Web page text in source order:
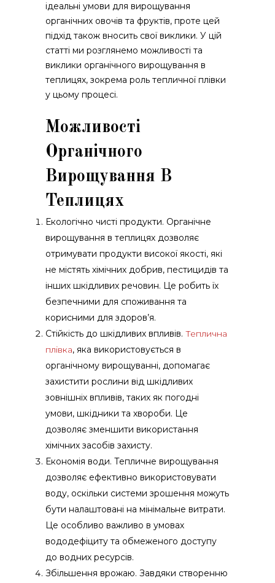
ідеальні умови для вирощування
органічних овочів та фруктів, проте цей
підхід також вносить свої виклики. У цій
статті ми розглянемо можливості та
виклики органічного вирощування в
теплицях, зокрема роль тепличної плівки
у цьому процесі.
Можливості
Органічного
Вирощування В
Теплицях
Екологічно чисті продукти. Органічне
вирощування в теплицях дозволяє
отримувати продукти високої якості, які
не містять хімічних добрив, пестицидів та
інших шкідливих речовин. Це робить їх
безпечними для споживання та
корисними для здоров’я.
Стійкість до шкідливих впливів. Теплична
плівка, яка використовується в
органічному вирощуванні, допомагає
захистити рослини від шкідливих
зовнішніх впливів, таких як погодні
умови, шкідники та хвороби. Це
дозволяє зменшити використання
хімічних засобів захисту.
Економія води. Тепличне вирощування
дозволяє ефективно використовувати
воду, оскільки системи зрошення можуть
бути налаштовані на мінімальне витрати.
Це особливо важливо в умовах
вододефіциту та обмеженого доступу
до водних ресурсів.
Збільшення врожаю. Завдяки створенню